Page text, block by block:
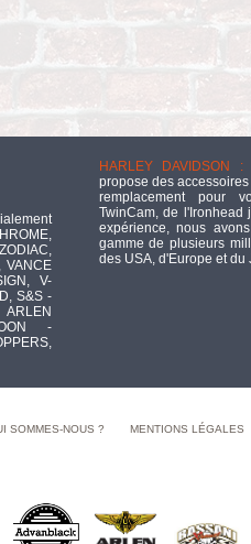
VANCE
V-
S&S -
-
HARLEY DAVIDSON :
propose des
remplacement pour
TwinCam, de l'Ironhead
expérience, nous
gamme de plusieurs
des USA, d'Europe et du
SOMMES-NOUS ? MENTIONS LÉGALES